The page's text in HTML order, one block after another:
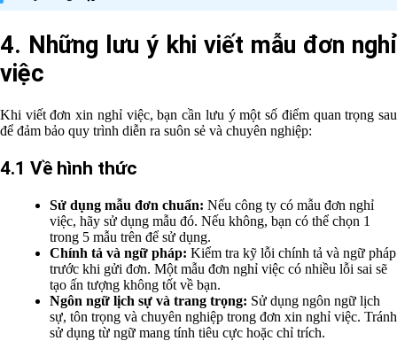
4. Những lưu ý khi viết mẫu đơn nghỉ
việc
Khi viết đơn xin nghỉ việc, bạn cần lưu ý một số điểm quan trọng sau
để đảm bảo quy trình diễn ra suôn sẻ và chuyên nghiệp:
4.1 Về hình thức
Sử dụng mẫu đơn chuẩn: Nếu công ty có mẫu đơn nghỉ
việc, hãy sử dụng mẫu đó. Nếu không, bạn có thể chọn 1
trong 5 mẫu trên để sử dụng.
Chính tả và ngữ pháp: Kiểm tra kỹ lỗi chính tả và ngữ pháp
trước khi gửi đơn. Một mẫu đơn nghỉ việc có nhiều lỗi sai sẽ
tạo ấn tượng không tốt về bạn.
Ngôn ngữ lịch sự và trang trọng: Sử dụng ngôn ngữ lịch
sự, tôn trọng và chuyên nghiệp trong đơn xin nghỉ việc. Tránh
sử dụng từ ngữ mang tính tiêu cực hoặc chỉ trích.